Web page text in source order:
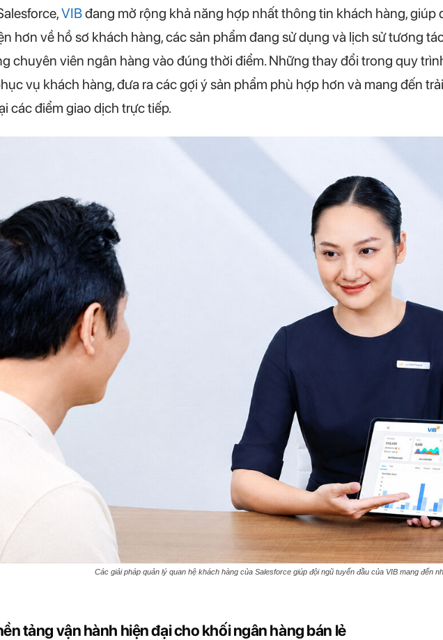
VIBđang mở rộng khả năng hợp nhất thông tin khách hàng, giúp
hơn về hồ sơ khách hàng, các sản phẩm đang sử dụng và lịch sử tương
chuyên viên ngân hàng vào đúng thời điểm. Những thay đổi trong quy
vụ khách hàng, đưa ra các gợi ý sản phẩm phù hợp hơn và mang đến
các điểm giao dịch trực tiếp.
Các giải pháp quản lý quan hệ khách hàng của Salesforce giúp đội ngũ tuyến đầu của VIB mang đến
tảng vận hành hiện đại cho khối ngân hàng bán lẻ